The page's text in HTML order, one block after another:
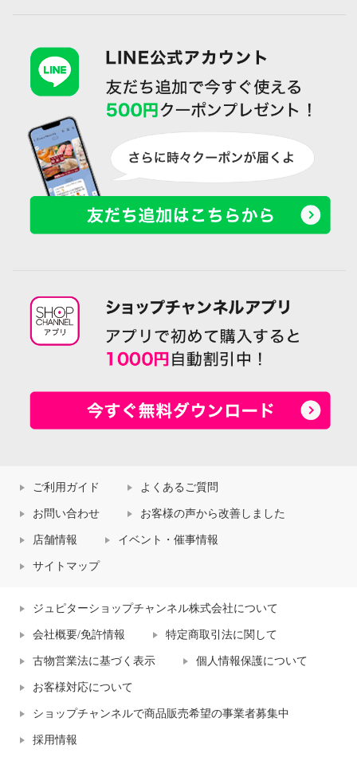
ご利用ガイド よくあるご質問
お問い合わせ お客様の声から改善しました
店舗情報 イベント・催事情報
サイトマップ
ジュピターショップチャンネル株式会社について
会社概要/免許情報 特定商取引法に関して
古物営業法に基づく表示 個人情報保護について
お客様対応について
ショップチャンネルで商品販売希望の事業者募集中
採用情報